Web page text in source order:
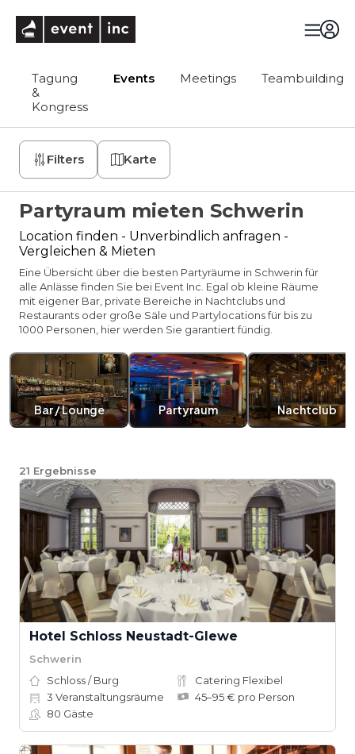
Tagung
&
Kongress
Events Meetings Teambuilding
Filters Karte
Partyraum mieten Schwerin
Location finden - Unverbindlich anfragen -
Vergleichen & Mieten
Eine Übersicht über die besten Partyräume in Schwerin für
alle Anlässe finden Sie bei Event Inc. Egal ob kleine Räume
mit eigener Bar, private Bereiche in Nachtclubs und
Restaurants oder große Säle und Partylocations für bis zu
1000 Personen, hier werden Sie garantiert fündig.
Bar / Lounge Partyraum Nachtclub
21 Ergebnisse
Hotel Schloss Neustadt-Glewe
Schwerin
Schloss / Burg
Catering Flexibel
3 Veranstaltungsräume
45–95 € pro Person
80 Gäste